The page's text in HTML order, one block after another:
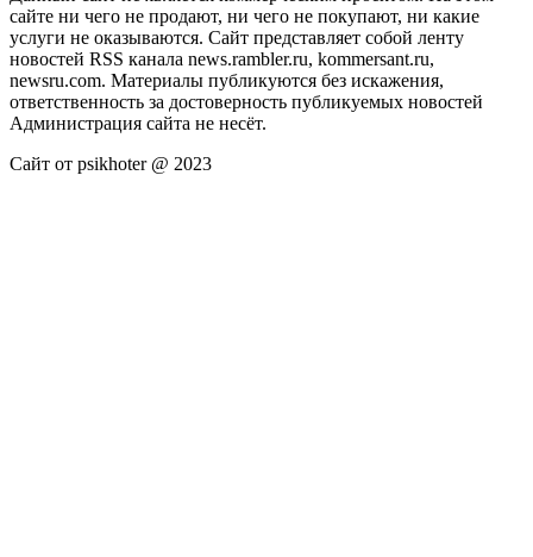
сайте ни чего не продают, ни чего не покупают, ни какие
услуги не оказываются. Сайт представляет собой ленту
новостей RSS канала news.rambler.ru, kommersant.ru,
newsru.com. Материалы публикуются без искажения,
ответственность за достоверность публикуемых новостей
Администрация сайта не несёт.
Сайт от psikhoter @ 2023